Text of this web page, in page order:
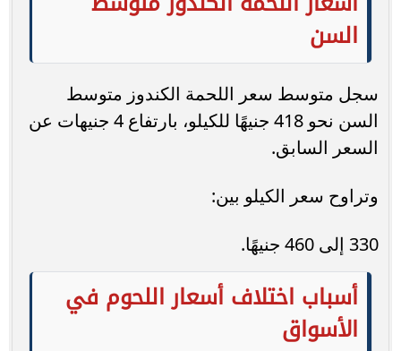
السن
سجل متوسط سعر اللحمة الكندوز متوسط
السن نحو 418 جنيهًا للكيلو، بارتفاع 4 جنيهات عن
السعر السابق.
وتراوح سعر الكيلو بين:
330 إلى 460 جنيهًا.
أسباب اختلاف أسعار اللحوم في
الأسواق